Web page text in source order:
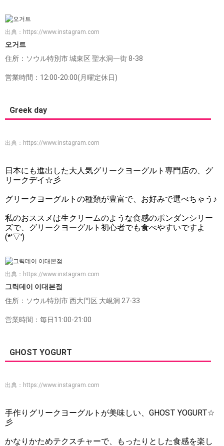
出典： https://www.instagram.com
오거트
住所：ソウル特別市 城東区 聖水洞一街 8-38
営業時間：12:00-20:00(月曜定休日)
Greek day
出典： https://www.instagram.com
日本にも進出した大人気グリークヨーグルト専門店の、グ
リークデイ☆彡
グリークヨーグルトの種類が豊富で、お好みで選べちゃう♪
私のおススメは生クリームのような食感のポンダンシリー
ズで、グリークヨーグルト初心者でも食べやすいですよ
(*'▽')
出典： https://www.instagram.com
그릭데이 이대본점
住所：ソウル特別市 西大門区 大峴洞 27-33
営業時間：毎日11:00-21:00
GHOST YOGURT
出典： https://www.instagram.com
手作りグリークヨーグルトが美味しい、GHOST YOGURT☆
彡
かなりかためテクスチャーで、もったりとした食感を楽し